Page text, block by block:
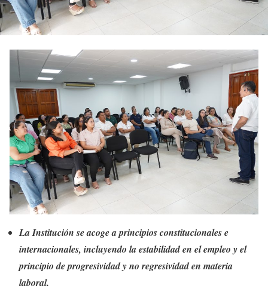
La Institución se acoge a principios constitucionales e
internacionales, incluyendo la estabilidad en el empleo y el
principio de progresividad y no regresividad en materia
laboral.